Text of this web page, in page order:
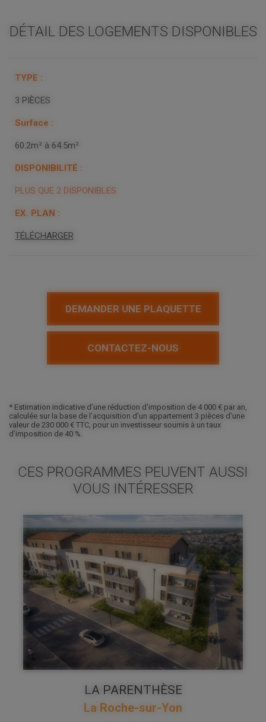
DÉTAIL DES LOGEMENTS DISPONIBLES
3 PIÈCES
60.2m² à 64.5m²
PLUS QUE 2 DISPONIBLES
TÉLÉCHARGER
DEMANDER UNE PLAQUETTE
CONTACTEZ-NOUS
* Estimation indicative d’une réduction d’imposition de 4 000 € par an,
calculée sur la base de l’acquisition d’un appartement 3 pièces d’une
valeur de 230 000 € TTC, pour un investisseur soumis à un taux
d’imposition de 40 %.
CES PROGRAMMES PEUVENT AUSSI
VOUS INTÉRESSER
LA PARENTHÈSE
La Roche-sur-Yon